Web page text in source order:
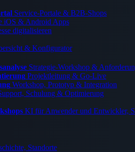
Service-Portale & B2B-Shops
iOS & Android Apps
digitalisieren
& Konfigurator
Strategie-Workshop &
Projektleitung & Go-Live
Workshop, Prototyp & Integration
Schulung & Optimierung
KI für Anwender und Entwickler,
Standorte